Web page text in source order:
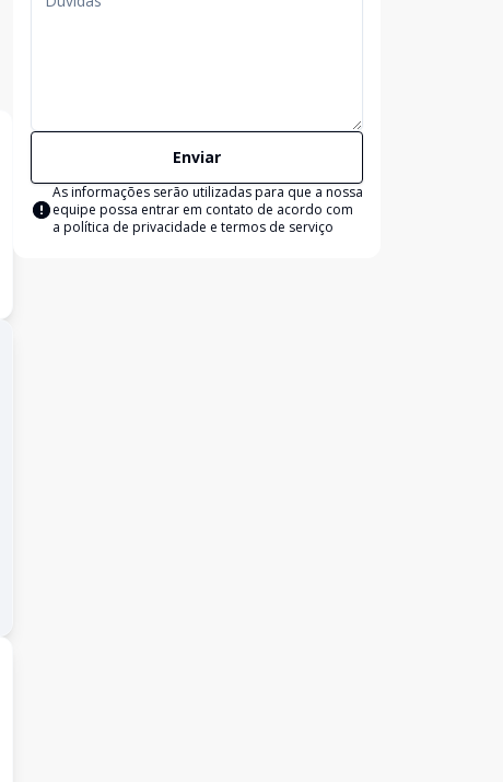
Enviar
As informações serão utilizadas para que a nossa
equipe possa entrar em contato de acordo com
a política de privacidade e termos de serviço